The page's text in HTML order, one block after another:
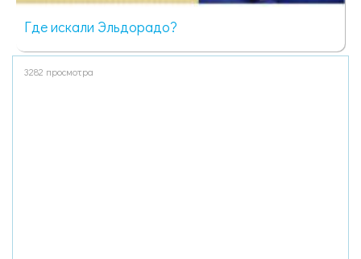
Где искали Эльдорадо?
3282 просмотра